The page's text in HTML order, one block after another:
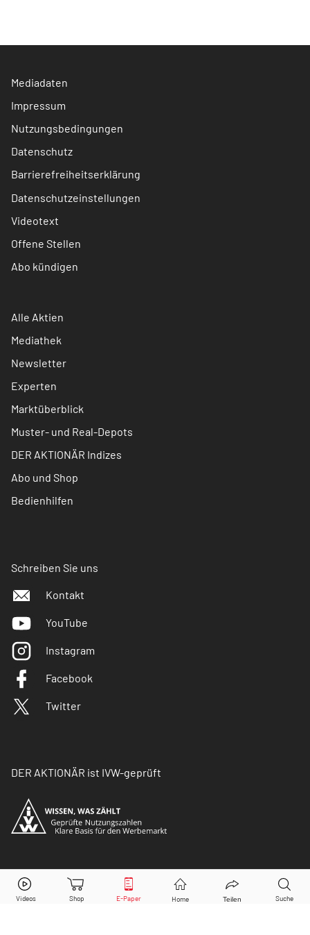
Mediadaten
Impressum
Nutzungsbedingungen
Datenschutz
Barrierefreiheitserklärung
Datenschutzeinstellungen
Videotext
Offene Stellen
Abo kündigen
Alle Aktien
Mediathek
Newsletter
Experten
Marktüberblick
Muster- und Real-Depots
DER AKTIONÄR Indizes
Abo und Shop
Bedienhilfen
Schreiben Sie uns
Kontakt
YouTube
Instagram
Facebook
Twitter
DER AKTIONÄR ist IVW-geprüft
© Copyright 2026 Börsenmedien AG. Alle Rechte